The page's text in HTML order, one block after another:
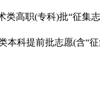
类高职(专科)批“征集
本科提前批志愿(含“